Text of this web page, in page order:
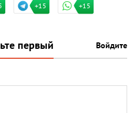
+15 +15
первый Войдите